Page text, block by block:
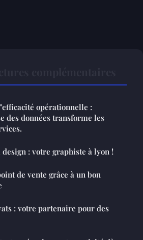
opérationnelle :
des données transforme les
: votre graphiste à lyon !
de vente grâce à un bon
: votre partenaire pour des